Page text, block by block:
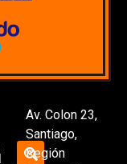
Av. Colon 23,
Santiago,
Región